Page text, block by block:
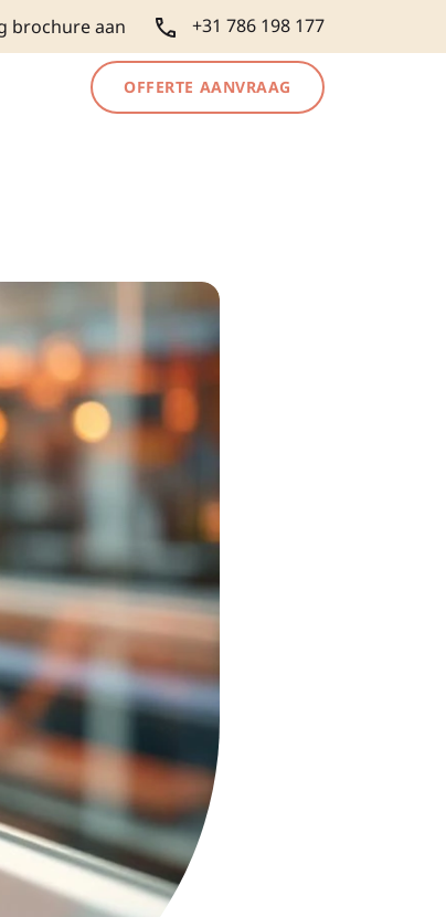
brochure aan +31 786 198 177
OFFERTE AANVRAAG